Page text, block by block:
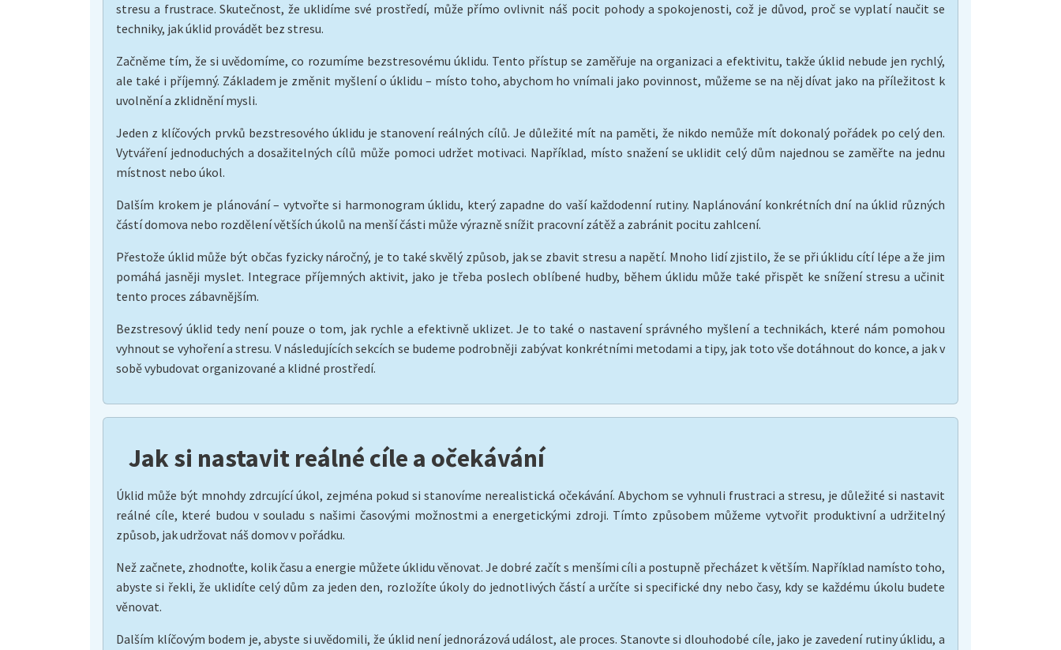
stresu a frustrace. Skutečnost, že uklidíme své prostředí, může přímo ovlivnit náš pocit pohody a spokojenosti, což je důvod, proč se vyplatí naučit se
techniky, jak úklid provádět bez stresu.
Začněme tím, že si uvědomíme, co rozumíme bezstresovému úklidu. Tento přístup se zaměřuje na organizaci a efektivitu, takže úklid nebude jen rychlý,
ale také i příjemný. Základem je změnit myšlení o úklidu – místo toho, abychom ho vnímali jako povinnost, můžeme se na něj dívat jako na příležitost k
uvolnění a zklidnění mysli.
Jeden z klíčových prvků bezstresového úklidu je stanovení reálných cílů. Je důležité mít na paměti, že nikdo nemůže mít dokonalý pořádek po celý den.
Vytváření jednoduchých a dosažitelných cílů může pomoci udržet motivaci. Například, místo snažení se uklidit celý dům najednou se zaměřte na jednu
místnost nebo úkol.
Dalším krokem je plánování – vytvořte si harmonogram úklidu, který zapadne do vaší každodenní rutiny. Naplánování konkrétních dní na úklid různých
částí domova nebo rozdělení větších úkolů na menší části může výrazně snížit pracovní zátěž a zabránit pocitu zahlcení.
Přestože úklid může být občas fyzicky náročný, je to také skvělý způsob, jak se zbavit stresu a napětí. Mnoho lidí zjistilo, že se při úklidu cítí lépe a že jim
pomáhá jasněji myslet. Integrace příjemných aktivit, jako je třeba poslech oblíbené hudby, během úklidu může také přispět ke snížení stresu a učinit
tento proces zábavnějším.
Bezstresový úklid tedy není pouze o tom, jak rychle a efektivně uklizet. Je to také o nastavení správného myšlení a technikách, které nám pomohou
vyhnout se vyhoření a stresu. V následujících sekcích se budeme podrobněji zabývat konkrétními metodami a tipy, jak toto vše dotáhnout do konce, a jak v
sobě vybudovat organizované a klidné prostředí.
Jak si nastavit reálné cíle a očekávání
Úklid může být mnohdy zdrcující úkol, zejména pokud si stanovíme nerealistická očekávání. Abychom se vyhnuli frustraci a stresu, je důležité si nastavit
reálné cíle, které budou v souladu s našimi časovými možnostmi a energetickými zdroji. Tímto způsobem můžeme vytvořit produktivní a udržitelný
způsob, jak udržovat náš domov v pořádku.
Než začnete, zhodnoťte, kolik času a energie můžete úklidu věnovat. Je dobré začít s menšími cíli a postupně přecházet k větším. Například namísto toho,
abyste si řekli, že uklidíte celý dům za jeden den, rozložíte úkoly do jednotlivých částí a určíte si specifické dny nebo časy, kdy se každému úkolu budete
věnovat.
Dalším klíčovým bodem je, abyste si uvědomili, že úklid není jednorázová událost, ale proces. Stanovte si dlouhodobé cíle, jako je zavedení rutiny úklidu, a